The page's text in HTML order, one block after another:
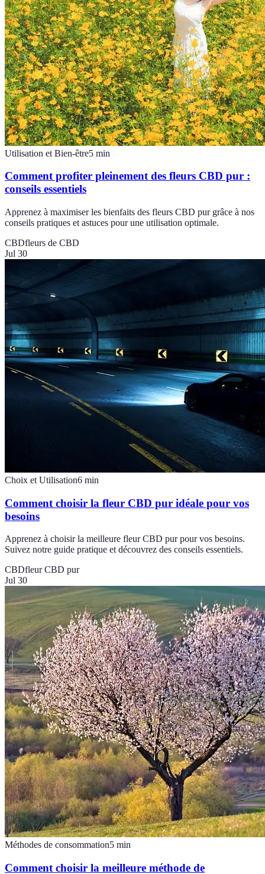
Utilisation et Bien-être5 min
Comment profiter pleinement des fleurs CBD pur :
conseils essentiels
Apprenez à maximiser les bienfaits des fleurs CBD pur grâce à nos
conseils pratiques et astuces pour une utilisation optimale.
CBDfleurs de CBD
Jul 30
Choix et Utilisation6 min
Comment choisir la fleur CBD pur idéale pour vos
besoins
Apprenez à choisir la meilleure fleur CBD pur pour vos besoins.
Suivez notre guide pratique et découvrez des conseils essentiels.
CBDfleur CBD pur
Jul 30
Méthodes de consommation5 min
Comment choisir la meilleure méthode de